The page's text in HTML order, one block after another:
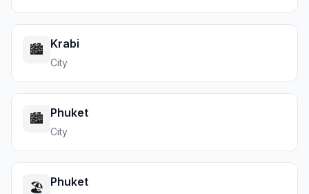
🏙️ Krabi
City
🏙️ Phuket
City
🏖️ Phuket